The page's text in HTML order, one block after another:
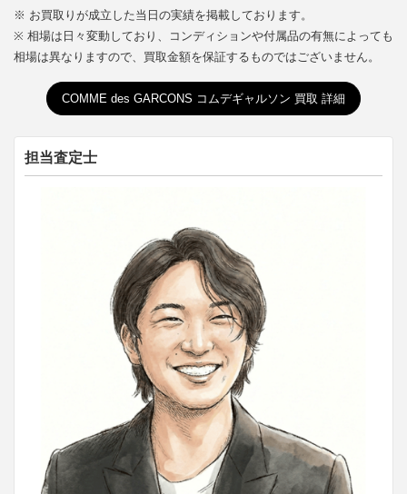
※ お買取りが成立した当日の実績を掲載しております。
※ 相場は日々変動しており、コンディションや付属品の有無によっても
相場は異なりますので、買取金額を保証するものではございません。
COMME des GARCONS コムデギャルソン 買取 詳細
担当査定士